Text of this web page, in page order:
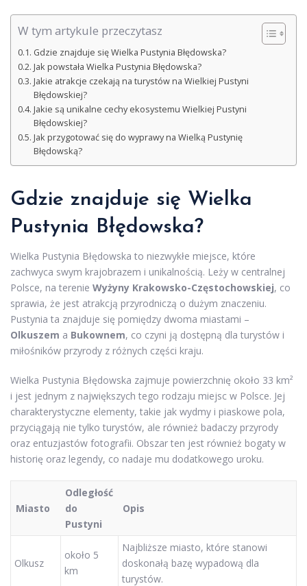
W tym artykule przeczytasz
Gdzie znajduje się Wielka Pustynia Błędowska?
Jak powstała Wielka Pustynia Błędowska?
Jakie atrakcje czekają na turystów na Wielkiej Pustyni
Błędowskiej?
Jakie są unikalne cechy ekosystemu Wielkiej Pustyni
Błędowskiej?
Jak przygotować się do wyprawy na Wielką Pustynię
Błędowską?
Gdzie znajduje się Wielka
Pustynia Błędowska?
Wielka Pustynia Błędowska to niezwykłe miejsce, które
zachwyca swym krajobrazem i unikalnością. Leży w centralnej
Polsce, na terenie Wyżyny Krakowsko-Częstochowskiej, co
sprawia, że jest atrakcją przyrodniczą o dużym znaczeniu.
Pustynia ta znajduje się pomiędzy dwoma miastami –
Olkuszem a Bukownem, co czyni ją dostępną dla turystów i
miłośników przyrody z różnych części kraju.
Wielka Pustynia Błędowska zajmuje powierzchnię około 33 km²
i jest jednym z największych tego rodzaju miejsc w Polsce. Jej
charakterystyczne elementy, takie jak wydmy i piaskowe pola,
przyciągają nie tylko turystów, ale również badaczy przyrody
oraz entuzjastów fotografii. Obszar ten jest również bogaty w
historię oraz legendy, co nadaje mu dodatkowego uroku.
Miasto
Odległość
do
Pustyni
Opis
Olkusz
około 5
km
Najbliższe miasto, które stanowi
doskonałą bazę wypadową dla
turystów.